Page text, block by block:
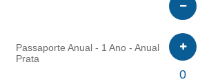
Passaporte Anual - 1 Ano - Anual
Prata
0